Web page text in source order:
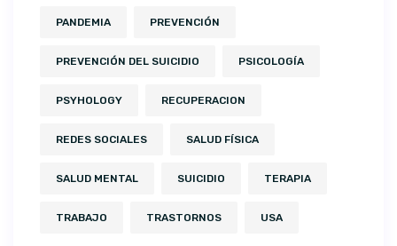
PANDEMIA PREVENCIÓN
PREVENCIÓN DEL SUICIDIO PSICOLOGÍA
PSYHOLOGY RECUPERACION
REDES SOCIALES SALUD FÍSICA
SALUD MENTAL SUICIDIO TERAPIA
TRABAJO TRASTORNOS USA